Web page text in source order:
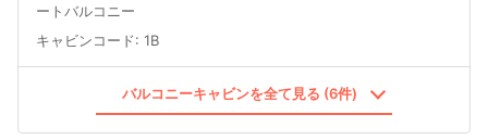
ートバルコニー
キャビンコード: 1B
バルコニーキャビンを全て見る (6件)